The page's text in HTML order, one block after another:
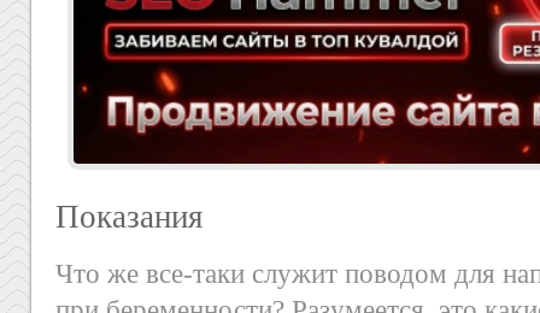
Показания
Что же все-таки служит поводом для